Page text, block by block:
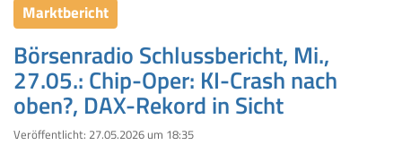
Marktbericht
Börsenradio Schlussbericht, Mi.,
27.05.: Chip-Oper: KI-Crash nach
oben?, DAX-Rekord in Sicht
Veröffentlicht: 27.05.2026 um 18:35